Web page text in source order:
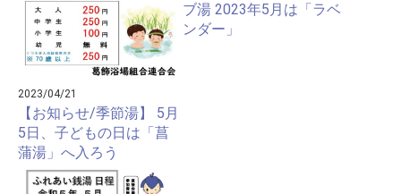
2023/04/21
【お知らせ/季節湯】 5月
5日、子どもの日は「菖
蒲湯」へ入ろう
ブ湯 2023年5月は「ラベ
ンダー」